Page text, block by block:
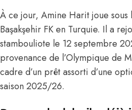
À ce jour, Amine Harit joue sous
Başakşehir FK en Turquie. Il a
stambouliote le 12 septembre
provenance de l’Olympique de
cadre d’un prêt assorti d’une
saison 2025/26.